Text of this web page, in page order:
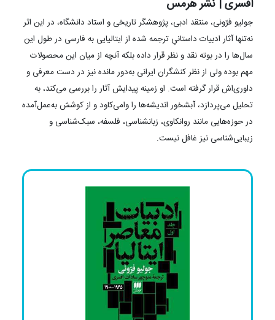
افسری | نشر هرمس
جولیو فرّونی، منتقد ادبی، پژوهشگر تاریخی و استاد دانشگاه، در این اثر
نه‏‌تنها آثار ادبیات داستانیِ ترجمه ‏شده از ایتالیایی به فارسی در طول این
سال‏‌ها را در بوته نقد و نظر قرار داده بلکه آنچه از میان این محصولات
مهم بوده ولی از نظر کنشگران ایرانی به‌دور مانده نیز در دست معرفی و
داوری‌اش قرار گرفته است. او زمینه پیدایش آثار را بررسی می‌‏کند، به
تحلیل می‌‏پردازد، آبشخور اندیشه‌‏ها را وامی‌‏کاود و از کوشش به‌عمل‌آمده
در حوزه‌‏هایی مانند روان‏کاوی، زبان‏شناسی، فلسفه، سبک‌‏شناسی و
زیبایی‌‏شناسی نیز غافل نیست.